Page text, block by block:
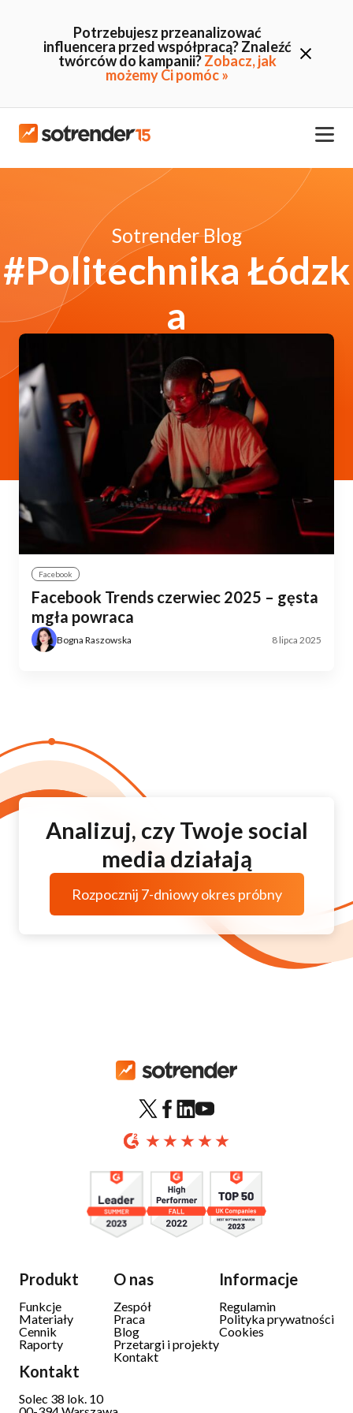
Potrzebujesz przeanalizować
influencera przed współpracą? Znaleźć
twórców do kampanii?Zobacz, jak
możemy Ci pomóc »
Sotrender Blog
#Politechnika Łódzk
a
Facebook
Facebook Trends czerwiec 2025 – gęsta
mgła powraca
Bogna Raszowska 8 lipca 2025
Analizuj, czy Twoje social
media działają
Rozpocznij 7-dniowy okres próbny
Produkt
Funkcje
Materiały
Cennik
Raporty
O nas
Zespół
Praca
Blog
Przetargi i projekty
Kontakt
Informacje
Regulamin
Polityka prywatności
Cookies
Kontakt
Solec 38 lok. 10